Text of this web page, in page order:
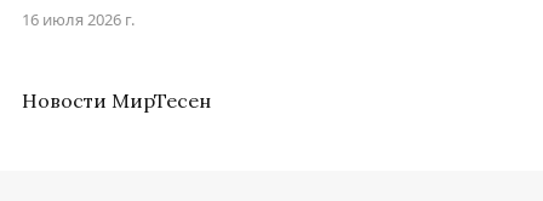
16 июля 2026 г.
Новости МирТесен